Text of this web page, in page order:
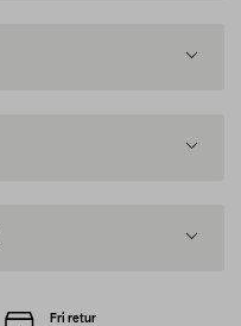
Fri retur